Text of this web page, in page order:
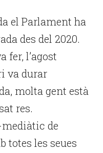
el Parlament ha
des del 2020.
fer, l’agost
va durar
molta gent està
res.
de
totes les seues